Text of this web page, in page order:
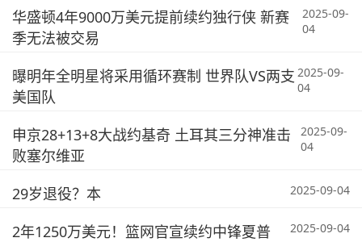
华盛顿4年9000万美元提前续约独行侠 新赛
季无法被交易
2025-09-
04
曝明年全明星将采用循环赛制 世界队VS两支
美国队
2025-09-
04
申京28+13+8大战约基奇 土耳其三分神准击
败塞尔维亚
2025-09-
04
29岁退役？本 2025-09-04
2年1250万美元！篮网官宣续约中锋夏普 2025-09-04